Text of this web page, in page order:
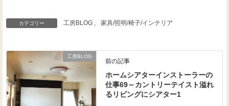
カテゴリー 工房BLOG 、 家具/照明/椅子/インテリア
工房BLOG
前の記事
ホームシアターインストーラーの
仕事69～カントリーテイスト溢れ
るリビングにシアター1